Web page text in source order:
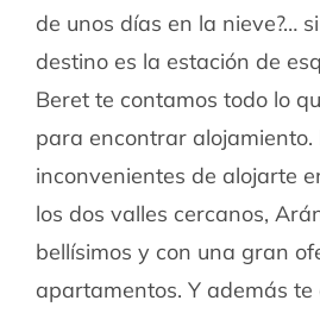
de unos días en la nieve?…
destino es la estación de
Beret te contamos todo lo
para encontrar alojamiento.
inconvenientes de alojarte
los dos valles cercanos,
bellísimos y con una gran
apartamentos. Y además te